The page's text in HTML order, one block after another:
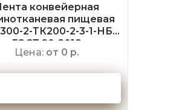
конвейерная
пищевая
2-ТК200-2-3-1-НБ
ГОСТ 20-2018
Цена: от 0 р.